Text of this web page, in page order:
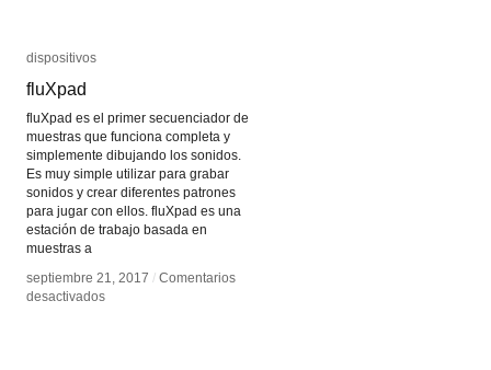
dispositivos
fluXpad
fluXpad es el primer secuenciador de
muestras que funciona completa y
simplemente dibujando los sonidos.
Es muy simple utilizar para grabar
sonidos y crear diferentes patrones
para jugar con ellos. fluXpad es una
estación de trabajo basada en
muestras a
septiembre 21, 2017 / Comentarios
desactivadosen
dispositivos
fluXpad
septiembre 21, 2017 / Comentarios
desactivadosen